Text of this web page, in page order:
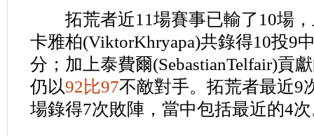
拓荒者近11場賽事已輸了10場，
卡雅柏(ViktorKhryapa)共錄得10投9
分；加上泰費爾(SebastianTelfair)貢
仍以92比97不敵對手。拓荒者最近9
場錄得7次敗陣，當中包括最近的4